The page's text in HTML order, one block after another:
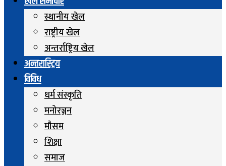
स्थानीय खेल
राष्ट्रीय खेल
अन्तर्राष्ट्रिय खेल
अन्तरास्ट्रिय
विविध
धर्म संस्कृति
मनोरञ्जन
माैसम
शिक्षा
समाज